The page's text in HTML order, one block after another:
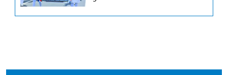
Suplementos